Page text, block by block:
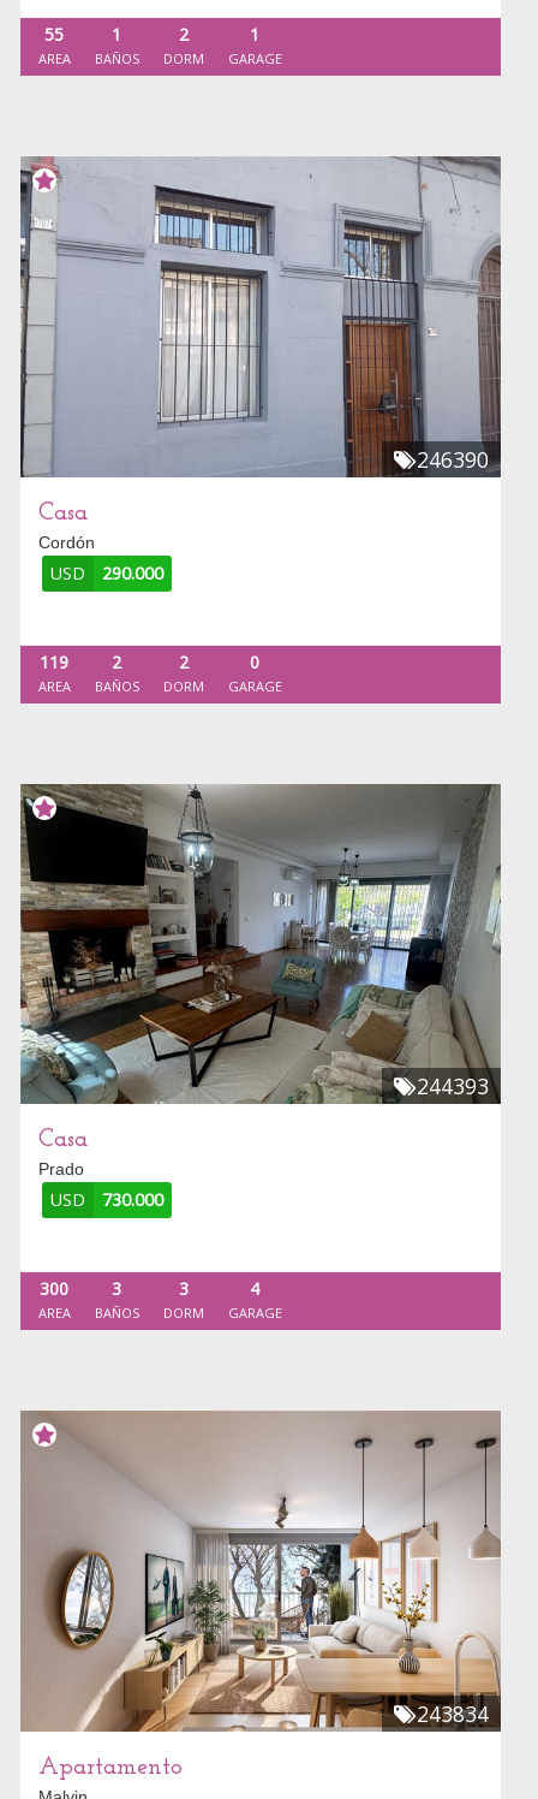
55
AREA
1
BAÑOS
2
DORM
1
GARAGE
246390
Casa
Cordón
USD 290.000
119
AREA
2
BAÑOS
2
DORM
0
GARAGE
244393
Casa
Prado
USD 730.000
300
AREA
3
BAÑOS
3
DORM
4
GARAGE
243834
Apartamento